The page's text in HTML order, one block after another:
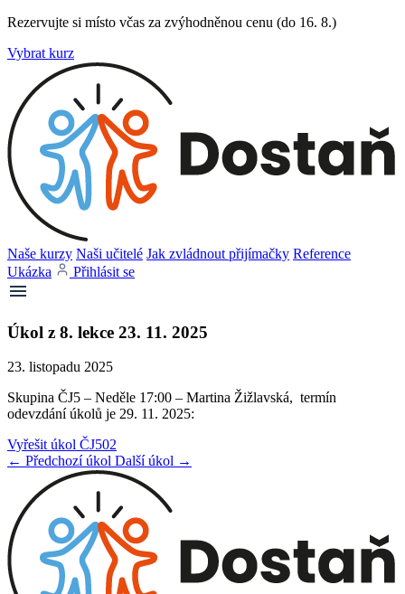
Rezervujte si místo včas za zvýhodněnou cenu (do 16. 8.)
Vybrat kurz
Naše kurzy Naši učitelé Jak zvládnout přijímačky Reference
Ukázka
Přihlásit se
Úkol z 8. lekce 23. 11. 2025
23. listopadu 2025
Skupina ČJ5 – Neděle 17:00 – Martina Žižlavská, termín
odevzdání úkolů je 29. 11. 2025:
Vyřešit úkol ČJ502
← Předchozí úkol Další úkol →